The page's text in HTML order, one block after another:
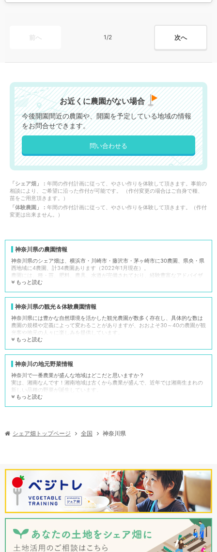
前へ 1/2 次へ
お近くに農園がない場合
今後開園間近の農園や、開園を予定している地域の情報
をお問合せできます。
問い合わせる
「シェア畑」：年間の作付計画に従って、やさい作りを体験して頂きます。事前の
相談により、ご希望に沿った作付が可能です。 （作付変更の場合はご自身で種、
苗をご用意頂きます。）
「体験農園」：年間の作付計画に従って、やさい作りを体験して頂きます。（作付
変更は出来ません。）
神奈川県の農園情報
神奈川県のシェア畑は、横浜市・川崎市・藤沢市・茅ヶ崎市に30農園、県央・県
西地域に4農園、計34農園あります（2022年1月現在）。
農園には、種・苗、肥料、農具、水道が完備されており、経験豊富なアドバイザ
ーも勤務しているので、初心者の方でも手軽に野菜作りをスタートさせることが
一方、自治体等が管理する「神奈川県の市民農園」は326農園で、そのうち給排
水施設があるのは97農園、農機具収容施設があるのは66農園、指導員の設置があ
るのは農園は56農園、堆肥場があるのは16農園、農作業講習施設があるのは3農
園という状況でした（農林水産省 全国市民農園リスト（日帰り型）※2020年3月
末時点より）。
市民農園の場合、種・苗、肥料、農具等、すべて「自分で準備」が基本です。そ
のため初心者の方には少し難易度が高いかもしれません。貸し農園にもさまざま
な種類がありますので参考情報としてご活用ください。
シェア畑
サポート 教材・講習会有り、アドバ
イザーが農園にいる
基本的にはなし
道具 必要な道具は揃っている 持参
どの資材あり
イベント 季節に合わせたイベントや 基本的にはなし
利用期間 無期限 1~3年程度で入れ替わる
いつでも 年に数回の募集時
倍率 市街化区域 で1.2倍（全国平
均）※1
もっと読む
神奈川県の観光＆体験農園情報
神奈川県には豊かな自然環境を活かした観光農園が数多く存在し、具体的な数は
農園の規模や定義によって変わることがありますが、おおよそ30～40の農園が観
光客や地元の人々に楽しみを提供しています。
神奈川県の観光農園は都心からのアクセスも良好で、横浜や川崎、湘南エリアに
これらの農園では、四季折々の農作物の収穫体験や、家族向けのアクティビテ
ィ、食育プログラムなど多彩な体験が楽しめます。
■神奈川県内にある観光農園の例
・吉原いちご園
・弁慶果樹園
・花菜ガーデン
もっと読む
神奈川の地元野菜情報
神奈川で一番農業が盛んな地域はどこだと思いますか？
実は、湘南なんです！湘南地域は古くから農業が盛んで、近年では湘南生まれの
新しい品種の野菜が誕生しています。
「湘南ポモロン」というトマトは縦長で果肉が厚くて煮崩れしにくいのが特徴で
伝統野菜で有名ですが、収穫の難しさから一般的なものではありません。そこ
期等で入荷数が変化するため、ご購入検討の際は各店舗にお問い合わせくださ
い！
もっと読む
シェア畑トップページ 全国 神奈川県